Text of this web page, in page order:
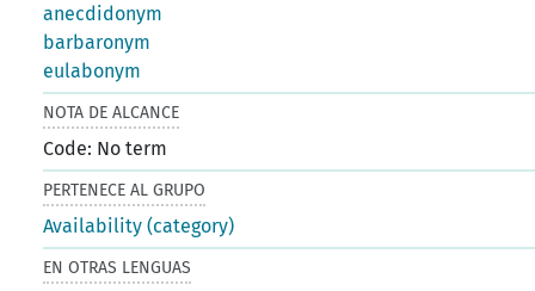
anecdidonym
barbaronym
eulabonym
NOTA DE ALCANCE
Code: No term
PERTENECE AL GRUPO
Availability (category)
EN OTRAS LENGUAS